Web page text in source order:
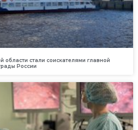
области стали соискателями главной
России